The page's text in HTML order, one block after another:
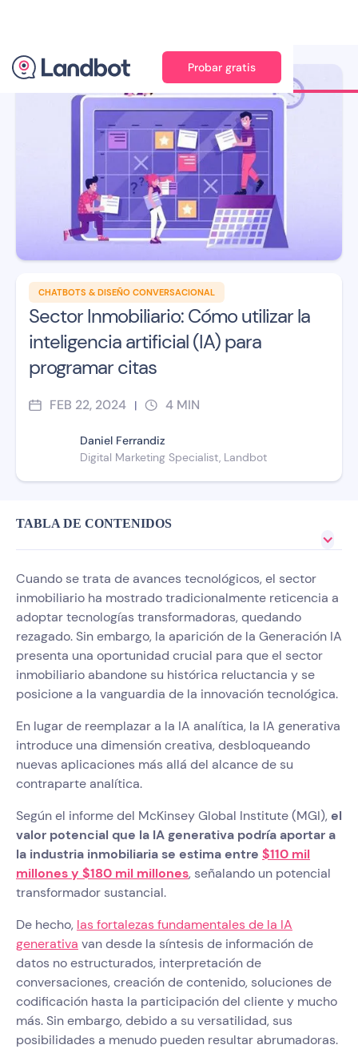
Probar gratis
CHATBOTS & DISEÑO CONVERSACIONAL
Sector Inmobiliario: Cómo utilizar la
inteligencia artificial (IA) para
programar citas
FEB 22, 2024 | 4 MIN
Daniel Ferrandiz
Digital Marketing Specialist, Landbot
Ilustración: Adan Augusto
TABLA DE CONTENIDOS
Cuando se trata de avances tecnológicos, el sector
inmobiliario ha mostrado tradicionalmente reticencia a
adoptar tecnologías transformadoras, quedando
rezagado. Sin embargo, la aparición de la Generación IA
presenta una oportunidad crucial para que el sector
inmobiliario abandone su histórica reluctancia y se
posicione a la vanguardia de la innovación tecnológica.
En lugar de reemplazar a la IA analítica, la IA generativa
introduce una dimensión creativa, desbloqueando
nuevas aplicaciones más allá del alcance de su
contraparte analítica.
Según el informe del McKinsey Global Institute (MGI), el
valor potencial que la IA generativa podría aportar a
la industria inmobiliaria se estima entre $110 mil
millones y $180 mil millones, señalando un potencial
transformador sustancial.
De hecho, las fortalezas fundamentales de la IA
generativa van desde la síntesis de información de
datos no estructurados, interpretación de
conversaciones, creación de contenido, soluciones de
codificación hasta la participación del cliente y mucho
más. Sin embargo, debido a su versatilidad, sus
posibilidades a menudo pueden resultar abrumadoras.